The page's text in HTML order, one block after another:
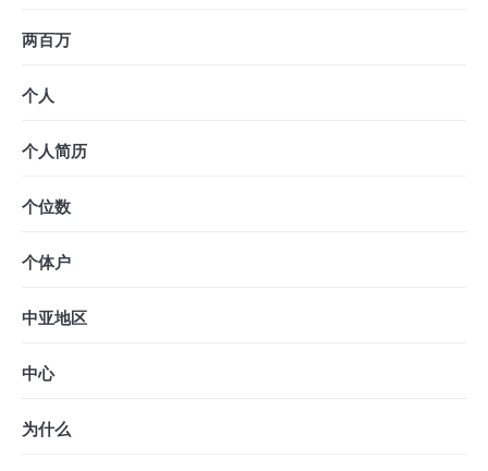
两百万
个人
个人简历
个位数
个体户
中亚地区
中心
为什么